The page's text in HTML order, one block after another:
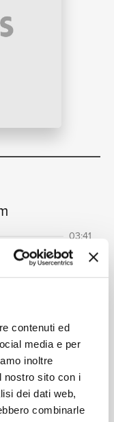
contenuti ed
media e per
inoltre
nostro sito con i
dei dati web,
combinarle
03:41
04:08
03:27